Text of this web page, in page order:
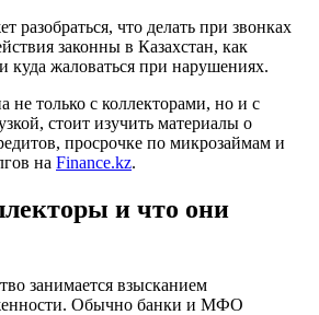
разобраться, что делать при звонках
законны в Казахстан, как
куда жаловаться при нарушениях.
не только с коллекторами, но и с
стоит изучить материалы о
просрочке по микрозаймам и
на Finance.kz.
и что они
занимается взысканием
Обычно банки и МФО